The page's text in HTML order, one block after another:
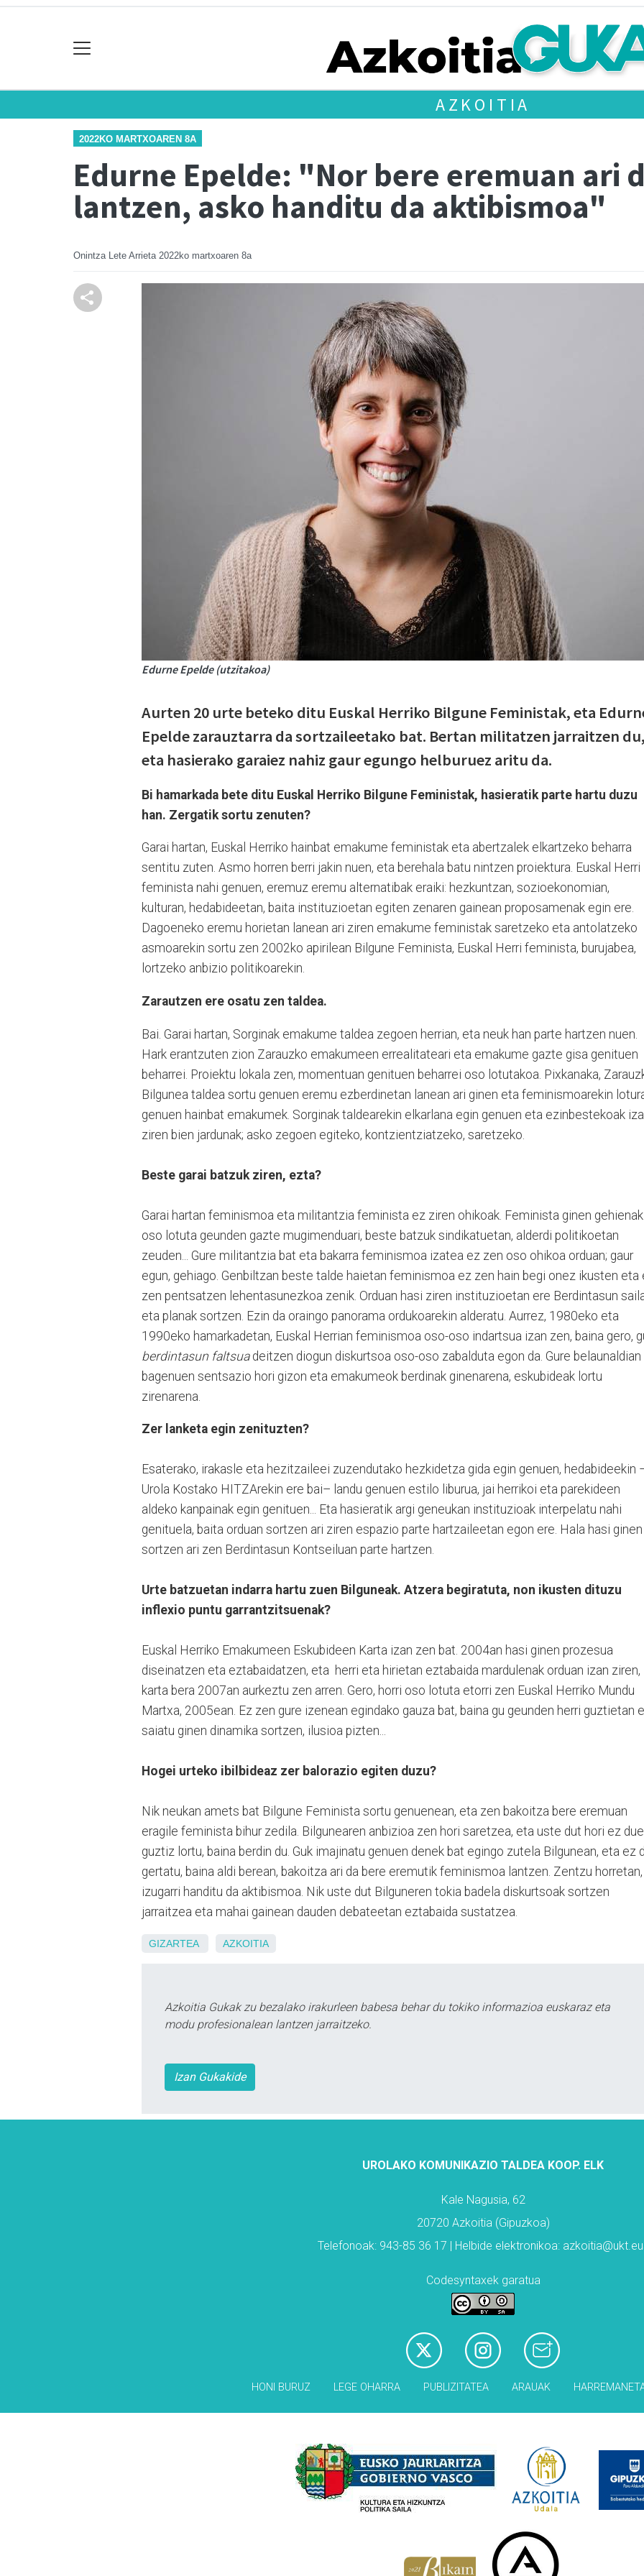
AZKOITIA
2022KO MARTXOAREN 8A
Edurne Epelde: "Nor bere eremuan ari
lantzen, asko handitu da aktibismoa"
Onintza Lete Arrieta 2022ko martxoaren 8a
Edurne Epelde (utzitakoa)
Aurten 20 urte beteko ditu Euskal Herriko Bilgune Feministak, eta
Epelde zarauztarra da sortzaileetako bat. Bertan militatzen jarraitzen
eta hasierako garaiez nahiz gaur egungo helburuez aritu da.
Bi hamarkada bete ditu Euskal Herriko Bilgune Feministak, hasieratik parte hartu duzu
han. Zergatik sortu zenuten?
Garai hartan, Euskal Herriko hainbat emakume feministak eta abertzalek elkartzeko beharra
sentitu zuten. Asmo horren berri jakin nuen, eta berehala batu nintzen proiektura. Euskal Herri
feminista nahi genuen, eremuz eremu alternatibak eraiki: hezkuntzan, sozioekonomian,
kulturan, hedabideetan, baita instituzioetan egiten zenaren gainean proposamenak egin ere.
Dagoeneko eremu horietan lanean ari ziren emakume feministak saretzeko eta antolatzeko
asmoarekin sortu zen 2002ko apirilean Bilgune Feminista, Euskal Herri feminista, burujabea,
lortzeko anbizio politikoarekin.
Zarautzen ere osatu zen taldea.
Bai. Garai hartan, Sorginak emakume taldea zegoen herrian, eta neuk han parte hartzen nuen.
Hark erantzuten zion Zarauzko emakumeen errealitateari eta emakume gazte gisa genituen
beharrei. Proiektu lokala zen, momentuan genituen beharrei oso lotutakoa. Pixkanaka,
Bilgunea taldea sortu genuen eremu ezberdinetan lanean ari ginen eta feminismoarekin
genuen hainbat emakumek. Sorginak taldearekin elkarlana egin genuen eta ezinbestekoak
ziren bien jardunak; asko zegoen egiteko, kontzientziatzeko, saretzeko.
Beste garai batzuk ziren, ezta?
Garai hartan feminismoa eta militantzia feminista ez ziren ohikoak. Feminista ginen gehienak
oso lotuta geunden gazte mugimenduari, beste batzuk sindikatuetan, alderdi politikoetan
zeuden... Gure militantzia bat eta bakarra feminismoa izatea ez zen oso ohikoa orduan; gaur
egun, gehiago. Genbiltzan beste talde haietan feminismoa ez zen hain begi onez ikusten eta
zen pentsatzen lehentasunezkoa zenik. Orduan hasi ziren instituzioetan ere Berdintasun
eta planak sortzen. Ezin da oraingo panorama ordukoarekin alderatu. Aurrez, 1980eko eta
1990eko hamarkadetan, Euskal Herrian feminismoa oso-oso indartsua izan zen, baina gero,
berdintasun faltsuadeitzen diogun diskurtsoa oso-oso zabalduta egon da. Gure belaunaldian
bagenuen sentsazio hori gizon eta emakumeok berdinak ginenarena, eskubideak lortu
zirenarena.
Zer lanketa egin zenituzten?
Esaterako, irakasle eta hezitzaileei zuzendutako hezkidetza gida egin genuen, hedabideekin
Urola Kostako HITZArekin ere bai– landu genuen estilo liburua, jai herrikoi eta parekideen
aldeko kanpainak egin genituen... Eta hasieratik argi geneukan instituzioak interpelatu nahi
genituela, baita orduan sortzen ari ziren espazio parte hartzaileetan egon ere. Hala hasi ginen
sortzen ari zen Berdintasun Kontseiluan parte hartzen.
Urte batzuetan indarra hartu zuen Bilguneak. Atzera begiratuta, non ikusten dituzu
inflexio puntu garrantzitsuenak?
Euskal Herriko Emakumeen Eskubideen Karta izan zen bat. 2004an hasi ginen prozesua
diseinatzen eta eztabaidatzen, eta herri eta hirietan eztabaida mardulenak orduan izan ziren,
karta bera 2007an aurkeztu zen arren. Gero, horri oso lotuta etorri zen Euskal Herriko Mundu
Martxa, 2005ean. Ez zen gure izenean egindako gauza bat, baina gu geunden herri guztietan
saiatu ginen dinamika sortzen, ilusioa pizten...
Hogei urteko ibilbideaz zer balorazio egiten duzu?
Nik neukan amets bat Bilgune Feminista sortu genuenean, eta zen bakoitza bere eremuan
eragile feminista bihur zedila. Bilgunearen anbizioa zen hori saretzea, eta uste dut hori ez
guztiz lortu, baina berdin du. Guk imajinatu genuen denek bat egingo zutela Bilgunean, eta ez
gertatu, baina aldi berean, bakoitza ari da bere eremutik feminismoa lantzen. Zentzu horretan,
izugarri handitu da aktibismoa. Nik uste dut Bilguneren tokia badela diskurtsoak sortzen
jarraitzea eta mahai gainean dauden debateetan eztabaida sustatzea.
GIZARTEA AZKOITIA
Azkoitia Gukak zu bezalako irakurleen babesa behar du tokiko informazioa euskaraz eta
modu profesionalean lantzen jarraitzeko.
Izan Gukakide
UROLAKO KOMUNIKAZIO TALDEA KOOP. ELK
Kale Nagusia, 62
20720 Azkoitia (Gipuzkoa)
Telefonoak: 943-85 36 17 | Helbide elektronikoa:
Codesyntaxek garatua
HONI BURUZ LEGE OHARRA PUBLIZITATEA ARAUAK